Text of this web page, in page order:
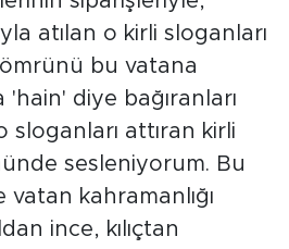
atılan o kirli sloganları
ömrünü bu vatana
'hain' diye bağıranları
sloganları attıran kirli
sesleniyorum. Bu
kahramanlığı
ince, kılıçtan